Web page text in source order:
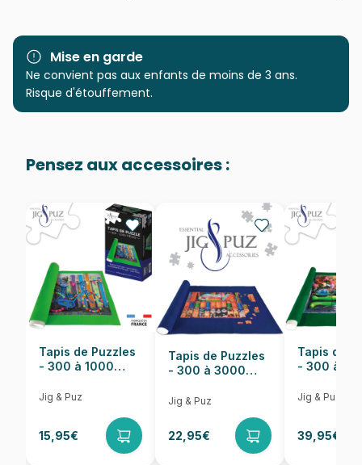
Marque Eurographics
Catégorie Puzzles - Animaux sauvages
Age
Puzzle pour Adultes (500 à
Provenance Puzzles fabriqués en France
EAN 628136655408
Nombre de pièces 1000 pièces
Dimensions 67 x 49 cm
Mise en garde
Ne convient pas aux enfants de moins de 3 ans.
Risque d'étouffement.
Pensez aux accessoires :
Tapis de Puzzles
- 300 à 1000
Jig & Puz
15,95€
Tapis de Puzzles
- 300 à 3000
Jig & Puz
22,95€
Tapis de
- 300 à
Jig & Puz
39,95€